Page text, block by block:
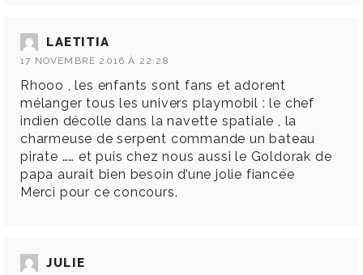
LAETITIA
17 NOVEMBRE 2016 À 22:28
Rhooo , les enfants sont fans et adorent
mélanger tous les univers playmobil : le chef
indien décolle dans la navette spatiale , la
charmeuse de serpent commande un bateau
pirate …… et puis chez nous aussi le Goldorak de
papa aurait bien besoin d’une jolie fiancée
Merci pour ce concours.
JULIE